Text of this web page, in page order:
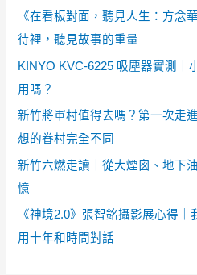
《在看板對面，聽見人生：方念
待裡，聽見故事的重量
KINYO KVC-6225 吸塵器實測｜
用嗎？
新竹將軍村值得去嗎？第一次走
想的眷村完全不同
新竹六燃走讀｜從大煙囪、地下
憶
《神境2.0》張智銘攝影展心得
用十年和時間對話